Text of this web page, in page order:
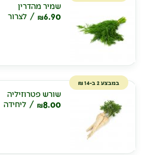
שמיר מהדרין
₪6.90 לצרור
במבצע 2 ב-14 ₪
שורש פטרוזיליה
₪8.00 ליחידה